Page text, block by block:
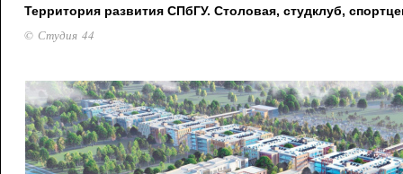
Территория развития СПбГУ. Столовая, студклуб,
© Студия 44